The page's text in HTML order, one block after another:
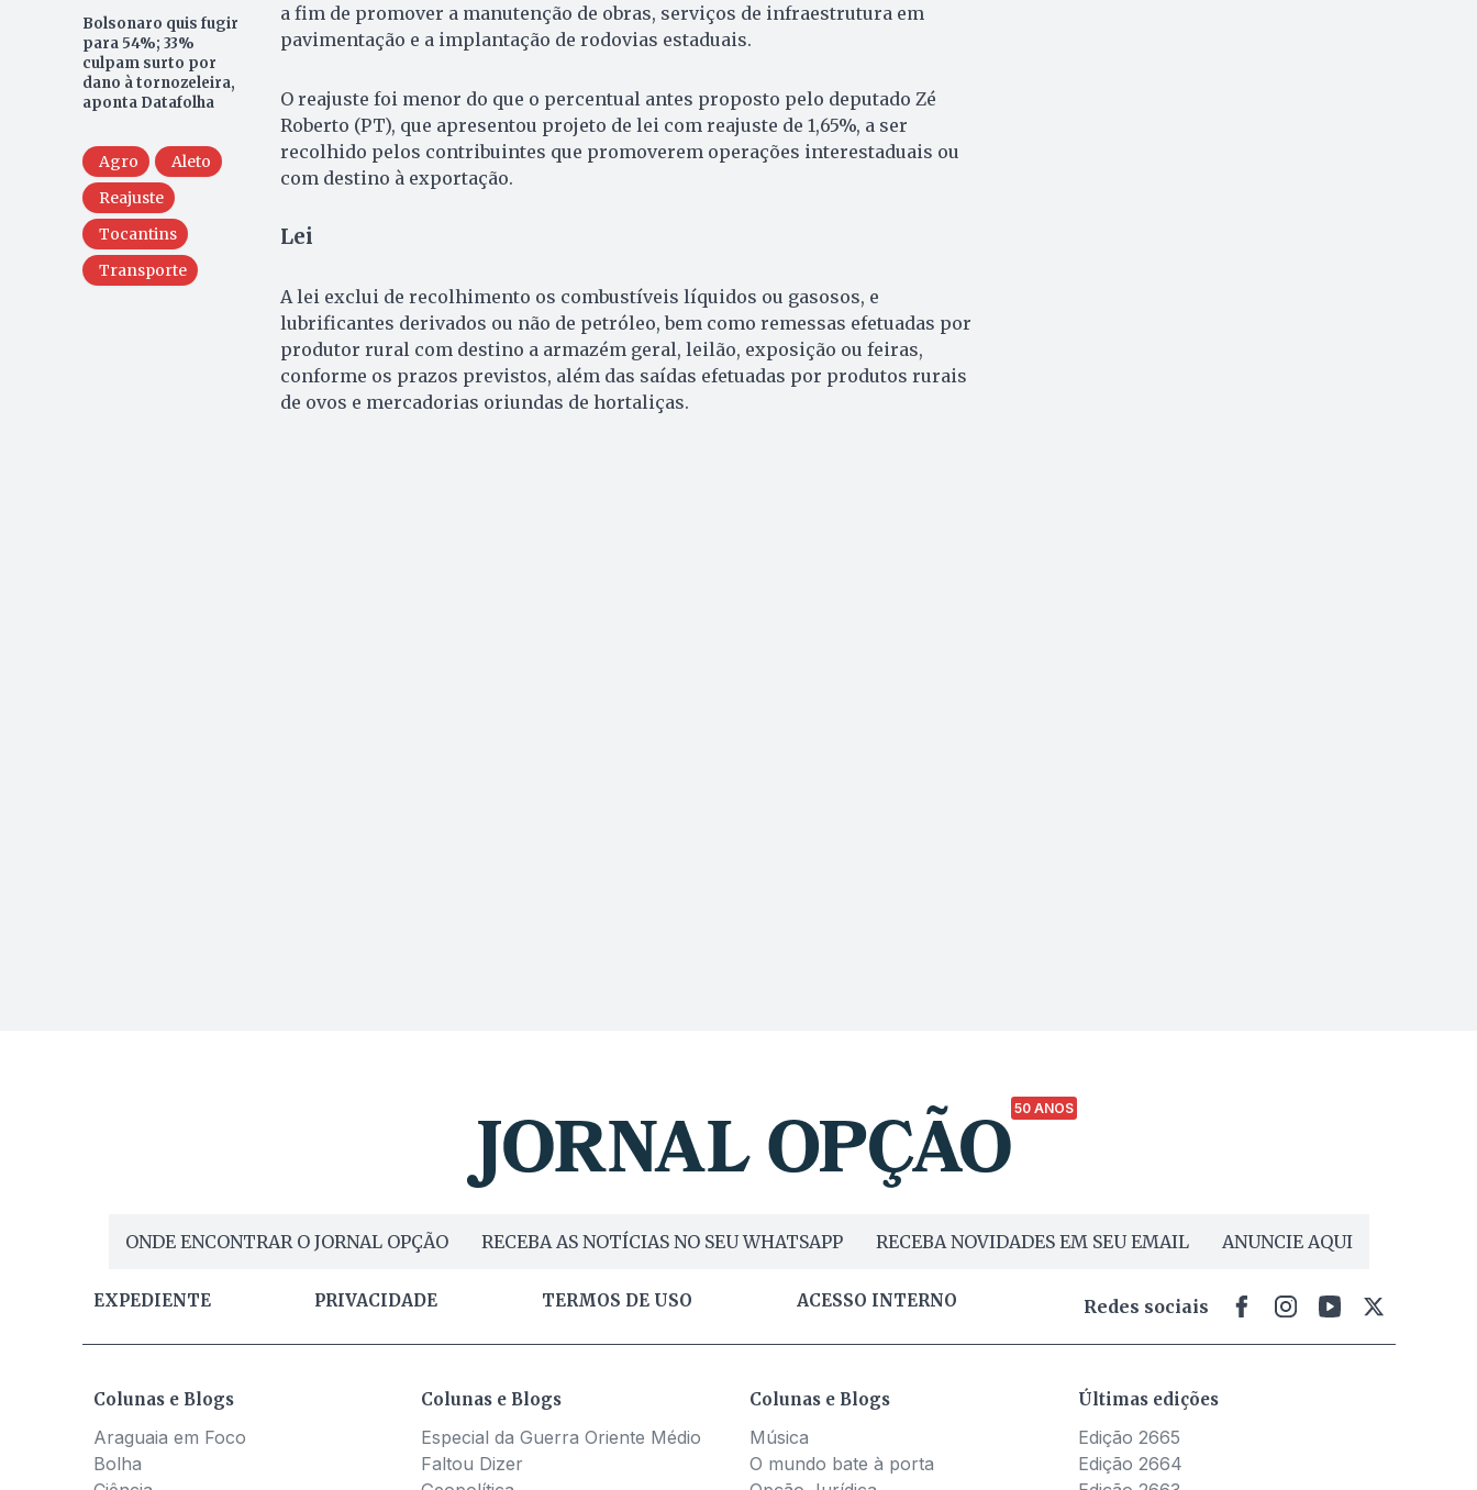
Bolsonaro quis fugir
para 54%; 33%
culpam surto por
dano à tornozeleira,
aponta Datafolha
Agro
Aleto
Reajuste
Tocantins
Transporte
a fim de promover a manutenção de obras, serviços de infraestrutura em
pavimentação e a implantação de rodovias estaduais.
O reajuste foi menor do que o percentual antes proposto pelo deputado Zé
Roberto (PT), que apresentou projeto de lei com reajuste de 1,65%, a ser
recolhido pelos contribuintes que promoverem operações interestaduais ou
com destino à exportação.
Lei
A lei exclui de recolhimento os combustíveis líquidos ou gasosos, e
lubrificantes derivados ou não de petróleo, bem como remessas efetuadas por
produtor rural com destino a armazém geral, leilão, exposição ou feiras,
conforme os prazos previstos, além das saídas efetuadas por produtos rurais
de ovos e mercadorias oriundas de hortaliças.
50 ANOS
ONDE ENCONTRAR O JORNAL OPÇÃO RECEBA AS NOTÍCIAS NO SEU WHATSAPP RECEBA NOVIDADES EM SEU EMAIL ANUNCIE AQUI
EXPEDIENTE PRIVACIDADE TERMOS DE USO ACESSO INTERNO Redes sociais
Colunas e Blogs
Araguaia em Foco
Bolha
Colunas e Blogs
Especial da Guerra Oriente Médio
Faltou Dizer
Colunas e Blogs
Música
O mundo bate à porta
Últimas edições
Edição 2665
Edição 2664